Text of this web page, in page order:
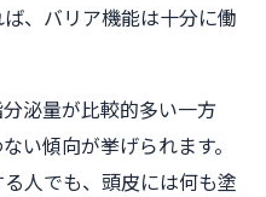
、バリア機能は十分に働
泌量が比較的多い一方
い傾向が挙げられます。
人でも、頭皮には何も塗